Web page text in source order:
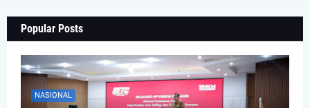
Popular Posts
NASIONAL